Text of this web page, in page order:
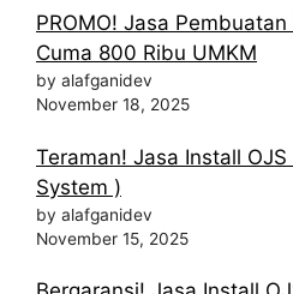
PROMO! Jasa
Cuma 800 Ribu UMKM
by alafganidev
November 18, 2025
Teraman! Jasa Install
System )
by alafganidev
November 15, 2025